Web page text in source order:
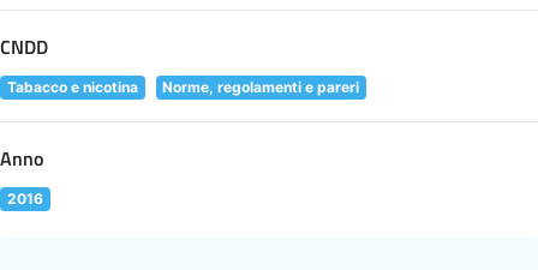
CNDD
Tabacco e nicotina Norme, regolamenti e pareri
Anno
2016